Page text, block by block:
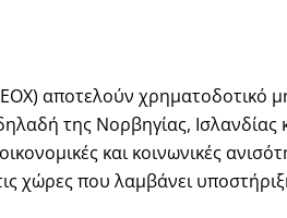
αποτελούν χρηματοδοτικό
της Νορβηγίας, Ισλανδίας
και κοινωνικές
χώρες που λαμβάνει